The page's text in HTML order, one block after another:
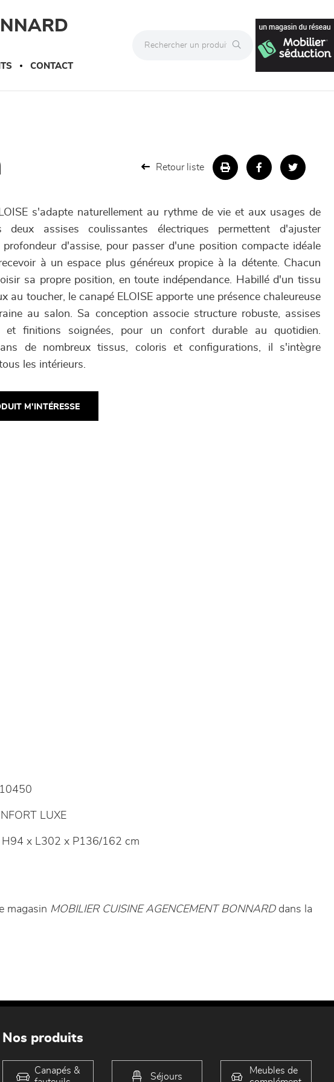
CONTACT
Retour liste
s'adapte naturellement au rythme de vie et aux usages de
deux assises coulissantes électriques permettent d'ajuster
d'assise, pour passer d'une position compacte idéale
à un espace plus généreux propice à la détente. Chacun
sa propre position, en toute indépendance. Habillé d'un tissu
au toucher, le canapé ELOISE apporte une présence chaleureuse
au salon. Sa conception associe structure robuste, assises
et finitions soignées, pour un confort durable au quotidien.
de nombreux tissus, coloris et configurations, il s'intègre
les intérieurs.
M'INTÉRESSE
10450
LUXE
H94 x L302 x P136/162 cm
magasin MOBILIER CUISINE AGENCEMENT BONNARDdans la
Nos produits
Canapés &
Séjours
Meubles de